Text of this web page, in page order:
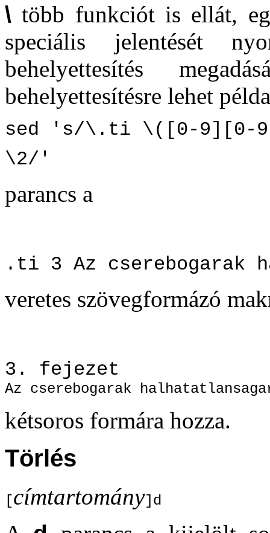
\ több funkciót is ellát,
speciális jelentését
behelyettesítés
behelyettesítésre lehet
sed 's/\.ti \([0-9][0-
\2/'
parancs a
.ti 3 Az cserebogarak
veretes szövegformázó
3. fejezet
Az cserebogarak
kétsoros formára hozza.
Törlés
[címtartomány]d